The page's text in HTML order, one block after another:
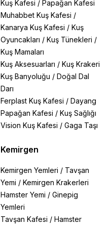
Kuş Kafesi / Papağan Kafesi
Muhabbet Kuş Kafesi /
Kanarya Kuş Kafesi / Kuş
Oyuncakları / Kuş Tünekleri /
Kuş Mamaları
Kuş Aksesuarları / Kuş Krakeri
Kuş Banyoluğu / Doğal Dal
Darı
Ferplast Kuş Kafesi / Dayang
Papağan Kafesi / Kuş Sağlığı
Vision Kuş Kafesi / Gaga Taşı
Kemirgen
Kemirgen Yemleri / Tavşan
Yemi / Kemirgen Krakerleri
Hamster Yemi / Ginepig
Yemleri
Tavşan Kafesi / Hamster